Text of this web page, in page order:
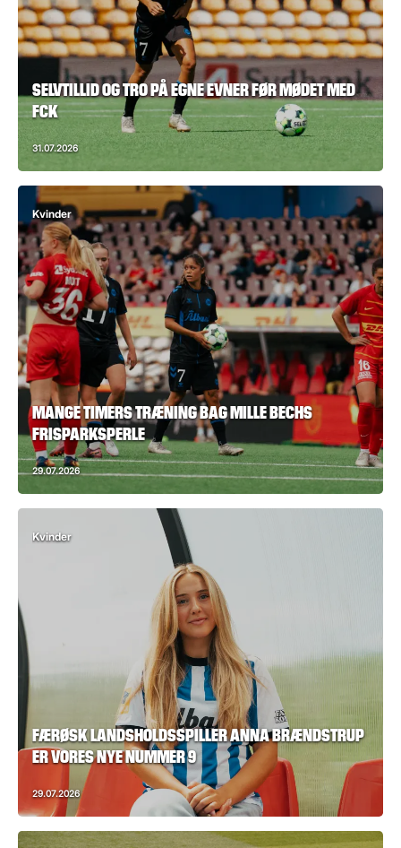
SELVTILLID OG TRO PÅ EGNE EVNER FØR MØDET MED
FCK
31.07.2026
Kvinder
MANGE TIMERS TRÆNING BAG MILLE BECHS
FRISPARKSPERLE
29.07.2026
Kvinder
FÆRØSK LANDSHOLDSSPILLER ANNA BRÆNDSTRUP
ER VORES NYE NUMMER 9
29.07.2026